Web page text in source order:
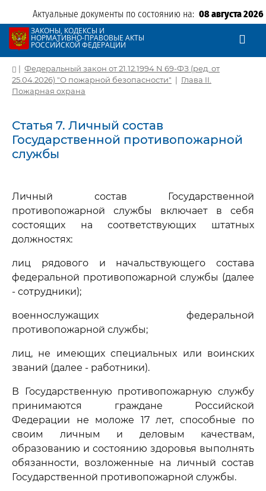
Актуальные документы по состоянию на: 08 августа 2026
ЗАКОНЫ, КОДЕКСЫ И
НОРМАТИВНО-ПРАВОВЫЕ АКТЫ
РОССИЙСКОЙ ФЕДЕРАЦИИ
| Федеральный закон от 21.12.1994 N 69-ФЗ (ред. от
25.04.2026) "О пожарной безопасности" | Глава II.
Пожарная охрана
Статья 7. Личный состав
Государственной противопожарной
службы
Личный состав Государственной
противопожарной службы включает в себя
состоящих на соответствующих штатных
должностях:
лиц рядового и начальствующего состава
федеральной противопожарной службы (далее
- сотрудники);
военнослужащих федеральной
противопожарной службы;
лиц, не имеющих специальных или воинских
званий (далее - работники).
В Государственную противопожарную службу
принимаются граждане Российской
Федерации не моложе 17 лет, способные по
своим личным и деловым качествам,
образованию и состоянию здоровья выполнять
обязанности, возложенные на личный состав
Государственной противопожарной службы.